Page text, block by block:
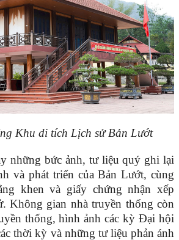
Khu di tích Lịch sử Bản Lướt
những bức ảnh, tư liệu quý ghi lại
và phát triển của Bản Lướt, cùng
khen và giấy chứng nhận xếp
Không gian nhà truyền thống còn
thống, hình ảnh các kỳ Đại hội
thời kỳ và những tư liệu phản ánh